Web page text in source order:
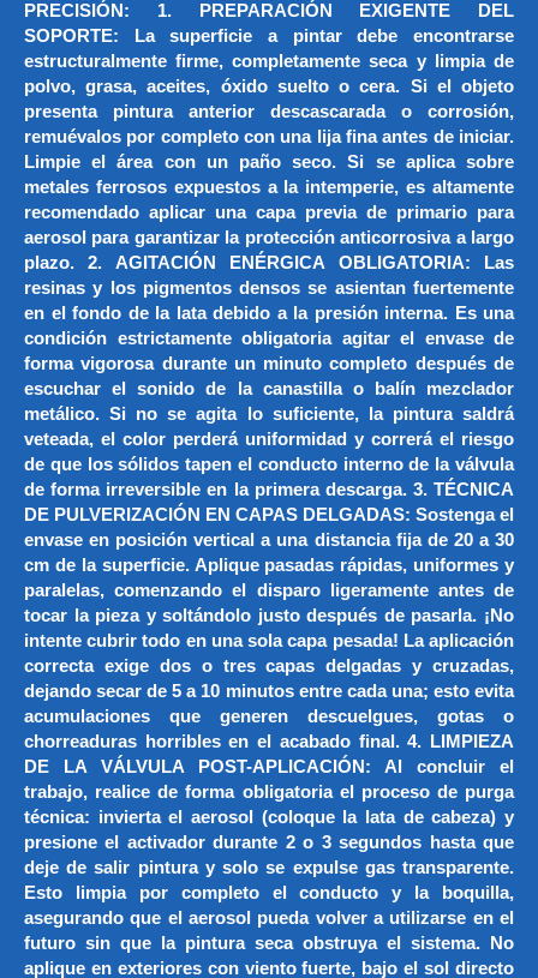
PRECISIÓN: 1. PREPARACIÓN EXIGENTE DEL
SOPORTE: La superficie a pintar debe encontrarse
estructuralmente firme, completamente seca y limpia de
polvo, grasa, aceites, óxido suelto o cera. Si el objeto
presenta pintura anterior descascarada o corrosión,
remuévalos por completo con una lija fina antes de iniciar.
Limpie el área con un paño seco. Si se aplica sobre
metales ferrosos expuestos a la intemperie, es altamente
recomendado aplicar una capa previa de primario para
aerosol para garantizar la protección anticorrosiva a largo
plazo. 2. AGITACIÓN ENÉRGICA OBLIGATORIA: Las
resinas y los pigmentos densos se asientan fuertemente
en el fondo de la lata debido a la presión interna. Es una
condición estrictamente obligatoria agitar el envase de
forma vigorosa durante un minuto completo después de
escuchar el sonido de la canastilla o balín mezclador
metálico. Si no se agita lo suficiente, la pintura saldrá
veteada, el color perderá uniformidad y correrá el riesgo
de que los sólidos tapen el conducto interno de la válvula
de forma irreversible en la primera descarga. 3. TÉCNICA
DE PULVERIZACIÓN EN CAPAS DELGADAS: Sostenga el
envase en posición vertical a una distancia fija de 20 a 30
cm de la superficie. Aplique pasadas rápidas, uniformes y
paralelas, comenzando el disparo ligeramente antes de
tocar la pieza y soltándolo justo después de pasarla. ¡No
intente cubrir todo en una sola capa pesada! La aplicación
correcta exige dos o tres capas delgadas y cruzadas,
dejando secar de 5 a 10 minutos entre cada una; esto evita
acumulaciones que generen descuelgues, gotas o
chorreaduras horribles en el acabado final. 4. LIMPIEZA
DE LA VÁLVULA POST-APLICACIÓN: Al concluir el
trabajo, realice de forma obligatoria el proceso de purga
técnica: invierta el aerosol (coloque la lata de cabeza) y
presione el activador durante 2 o 3 segundos hasta que
deje de salir pintura y solo se expulse gas transparente.
Esto limpia por completo el conducto y la boquilla,
asegurando que el aerosol pueda volver a utilizarse en el
futuro sin que la pintura seca obstruya el sistema. No
aplique en exteriores con viento fuerte, bajo el sol directo